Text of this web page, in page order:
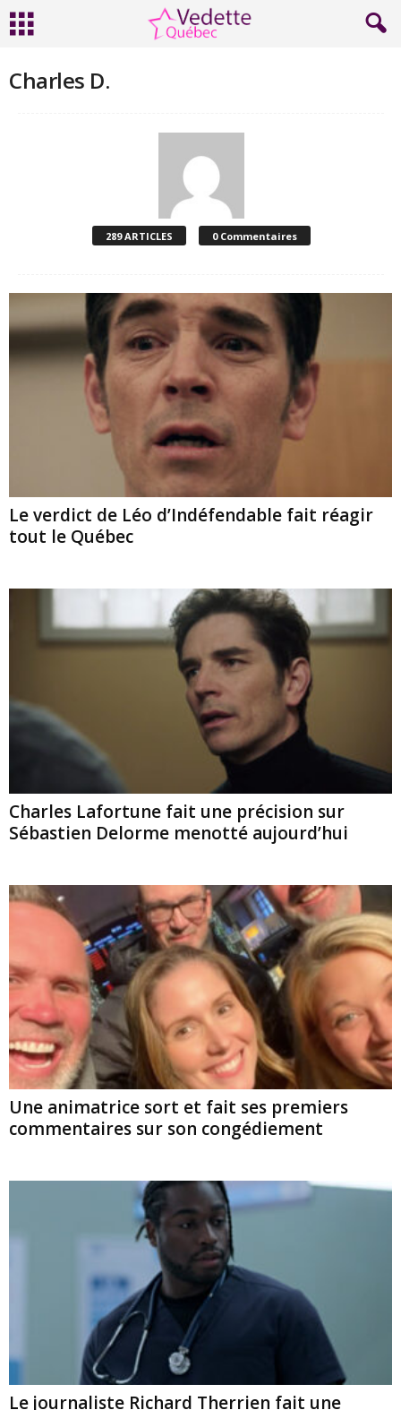
Charles D.
289 ARTICLES 0 Commentaires
Le verdict de Léo d’Indéfendable fait réagir
tout le Québec
Charles Lafortune fait une précision sur
Sébastien Delorme menotté aujourd’hui
Une animatrice sort et fait ses premiers
commentaires sur son congédiement
Le journaliste Richard Therrien fait une